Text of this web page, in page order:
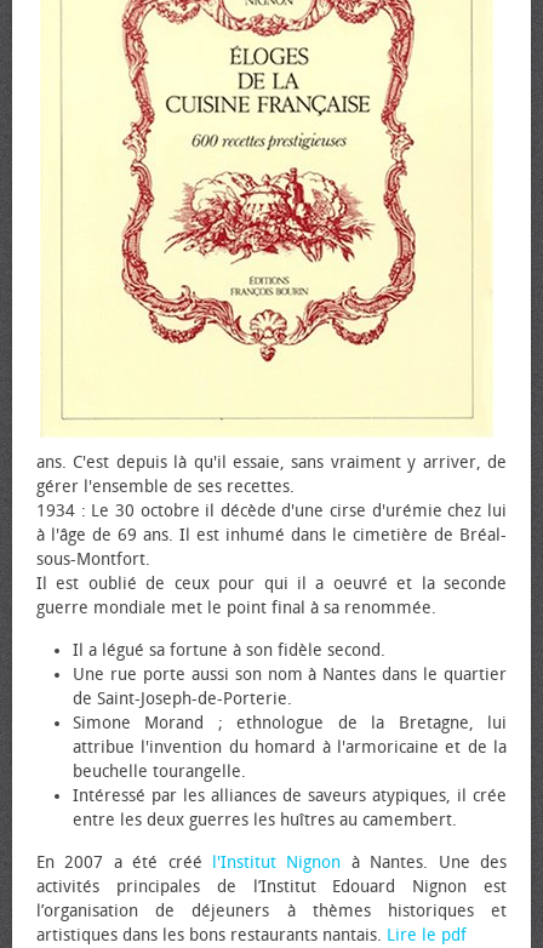
ans. C'est depuis là qu'il essaie, sans vraiment y arriver, de
gérer l'ensemble de ses recettes.
1934 : Le 30 octobre il décède d'une cirse d'urémie chez lui
à l'âge de 69 ans. Il est inhumé dans le cimetière de Bréal-
sous-Montfort.
Il est oublié de ceux pour qui il a œuvré et la seconde
guerre mondiale met le point final à sa renommée.
Il a légué sa fortune à son fidèle second.
Une rue porte aussi son nom à Nantes dans le quartier
de Saint-Joseph-de-Porterie.
Simone Morand ; ethnologue de la Bretagne, lui
attribue l'invention du homard à l'armoricaine et de la
beuchelle tourangelle.
Intéressé par les alliances de saveurs atypiques, il crée
entre les deux guerres les huîtres au camembert.
En 2007 a été créé l'Institut Nignon à Nantes. Une des
activités principales de l’Institut Edouard Nignon est
l’organisation de déjeuners à thèmes historiques et
artistiques dans les bons restaurants nantais. Lire le pdf